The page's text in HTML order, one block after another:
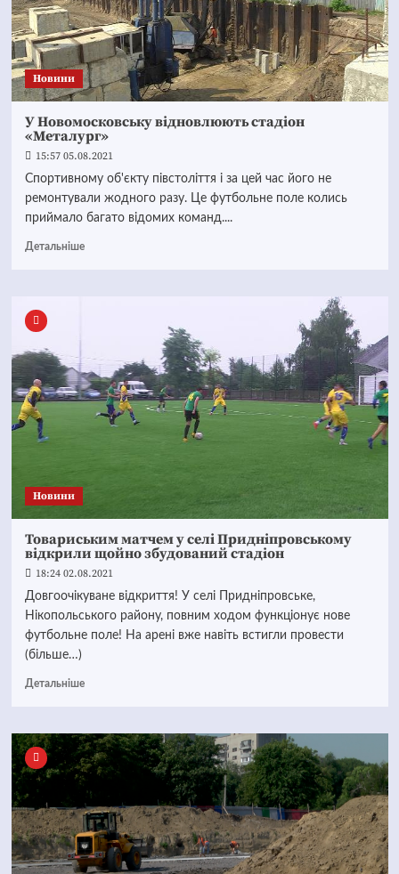
Новини
У Новомосковську відновлюють стадіон
«Металург»
15:57 05.08.2021
Спортивному об'єкту півстоліття і за цей час його не
ремонтували жодного разу. Це футбольне поле колись
приймало багато відомих команд....
Детальніше
Новини
Товариським матчем у селі Придніпровському
відкрили щойно збудований стадіон
18:24 02.08.2021
Довгоочікуване відкриття! У селі Придніпровське,
Нікопольського району, повним ходом функціонує нове
футбольне поле! На арені вже навіть встигли провести
(більше…)
Детальніше